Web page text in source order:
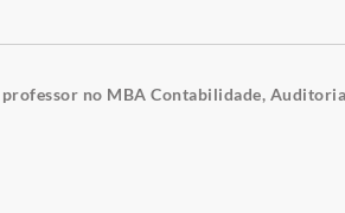
no MBA Contabilidade,